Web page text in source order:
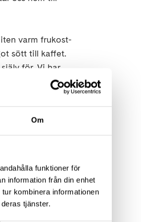
Om
funktioner för
information från din enhet
kombinera informationen
tjänster.
varm frukost-
sött till kaffet.
för. Vi har
eller använda
tillbaka i